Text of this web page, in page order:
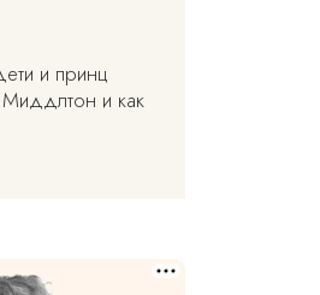
и принц
Миддлтон и как